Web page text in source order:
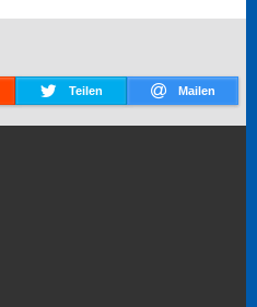
Teilen Mailen